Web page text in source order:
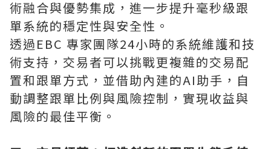
術融合與優勢集成，進一步提升毫秒級跟
單系統的穩定性與安全性。
透過EBC 專家團隊24小時的系統維護和技
術支持，交易者可以挑戰更複雜的交易配
置和跟單方式，並借助內建的AI助手，自
動調整跟單比例與風險控制，實現收益與
風險的最佳平衡。